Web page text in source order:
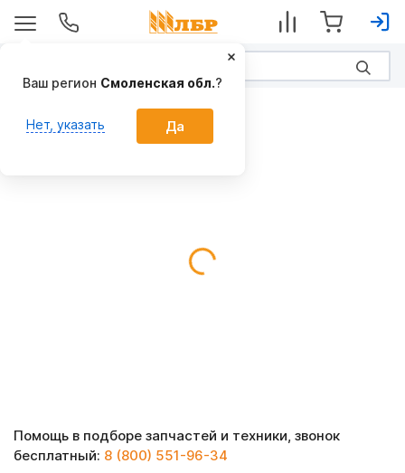
Насосы и дизельные станции
Помощь в подборе запчастей и техники, звонок
бесплатный: 8 (800) 551-96-34
Ваш регион Смоленская обл.?
Нет, указать Да